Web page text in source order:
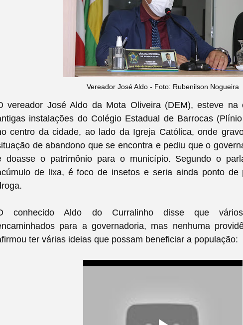
Vereador José Aldo - Foto: Rubenilson Nogueira
vereador José Aldo da Mota Oliveira (DEM), esteve na
instalações do Colégio Estadual de Barrocas
centro da cidade, ao lado da Igreja Católica, onde
de abandono que se encontra e pediu que o
doasse o patrimônio para o município. Segundo o
de lixa, é foco de insetos e seria ainda ponto de
conhecido Aldo do Curralinho disse que
para a governadoria, mas nenhuma
ter várias ideias que possam beneficiar a população: